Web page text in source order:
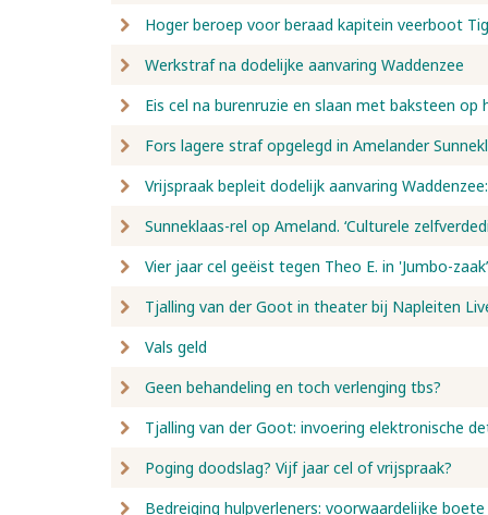
Hoger beroep voor beraad kapitein veerboot
Werkstraf na dodelijke aanvaring Waddenzee
Eis cel na burenruzie en slaan met baksteen op
Fors lagere straf opgelegd in Amelander
Vrijspraak bepleit dodelijk aanvaring
Sunneklaas-rel op Ameland. ‘Culturele
Vier jaar cel geëist tegen Theo E. in 'Jumbo-
Tjalling van der Goot in theater bij Napleiten
Vals geld
Geen behandeling en toch verlenging tbs?
Tjalling van der Goot: invoering elektronische
Poging doodslag? Vijf jaar cel of vrijspraak?
Bedreiging hulpverleners: voorwaardelijke boete